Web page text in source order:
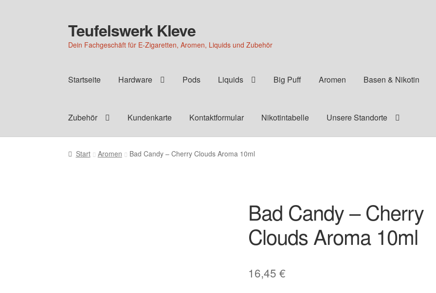
Zur
Navigation
springen
Zum
Inhalt
springen
Teufelswerk Kleve
Dein Fachgeschäft für E-Zigaretten, Aromen, Liquids und Zubehör
Startseite Hardware Pods Liquids Big Puff Aromen Basen & Nikotin
Zubehör Kundenkarte Kontaktformular Nikotintabelle Unsere Standorte
Start Aromen Bad Candy – Cherry Clouds Aroma 10ml
Bad Candy – Cherry
Clouds Aroma 10ml
16,45€